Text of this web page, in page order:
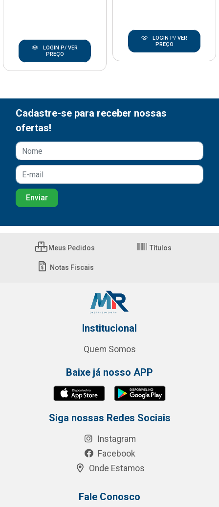
LOGIN P/ VER
PREÇO
LOGIN P/ VER
PREÇO
Cadastre-se para receber nossas
ofertas!
Meus Pedidos Títulos
Notas Fiscais
Institucional
Quem Somos
Baixe já nosso APP
Siga nossas Redes Sociais
Instagram
Facebook
Onde Estamos
Fale Conosco